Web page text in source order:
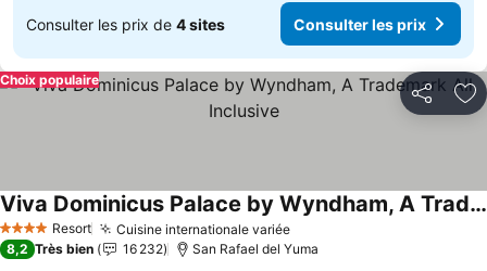
Consulter les prix de 4 sites Consulter les prix
Partager
Choix populaire
4 Étoiles Resort Cuisine internationale variéeConsulter les prix
Viva Dominicus Palace by Wyndham, A Trademark All Inclusive
Consulter les prix
8,2 Très bien 16 232 San Rafael del Yuma